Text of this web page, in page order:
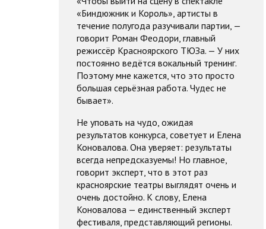
«Биндюжник и Король», артисты в
течение полугода разучивали партии, —
говорит Роман Феодори, главный
режиссёр Красноярского ТЮЗа. — У них
постоянно ведётся вокальный тренинг.
Поэтому мне кажется, что это просто
большая серьёзная работа. Чудес не
бывает».
Не уповать на чудо, ожидая
результатов конкурса, советует и Елена
Коновалова. Она уверяет: результаты
всегда непредсказуемы! Но главное,
говорит эксперт, что в этот раз
красноярские театры выглядят очень и
очень достойно. К слову, Елена
Коновалова — единственный эксперт
фестиваля, представляющий регионы.